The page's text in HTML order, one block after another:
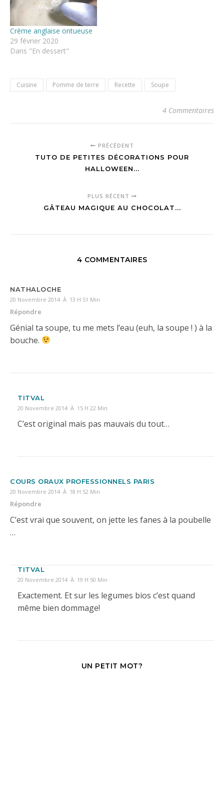
Crème anglaise ontueuse
29 février 2020
Dans "En dessert"
Cuisine Pomme de terre Recette Soupe
4 Commentaires
PRÉCÉDENT
TUTO DE PETITES DÉCORATIONS POUR
HALLOWEEN...
PLUS RÉCENT
GÂTEAU MAGIQUE AU CHOCOLAT...
4 COMMENTAIRES
NATHALOCHE
20 Novembre 2014 À 13 H 51 Min
Répondre
Génial ta soupe, tu me mets l’eau (euh, la soupe ! ) à la
bouche.
TITVAL
20 Novembre 2014 À 15 H 22 Min
C’est original mais pas mauvais du tout…
COURS ORAUX PROFESSIONNELS PARIS
20 Novembre 2014 À 18 H 52 Min
Répondre
C’est vrai que souvent, on jette les fanes à la poubelle
…
TITVAL
20 Novembre 2014 À 19 H 50 Min
Exactement. Et sur les legumes bios c’est quand
même bien dommage!
UN PETIT MOT?